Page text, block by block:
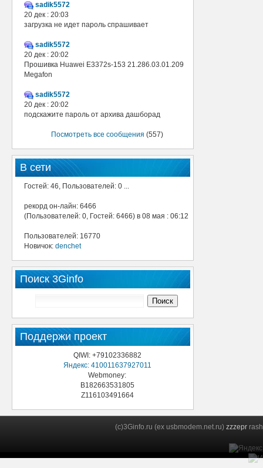
sadik5572
20 дек : 20:03
загрузка не идет пароль спрашивает
sadik5572
20 дек : 20:02
Прошивка Huawei E3372s-153 21.286.03.01.209
Megafon
sadik5572
20 дек : 20:02
подскажите пароль от архива дашборад
Посмотреть все сообщения (557)
В сети
Гостей: 46, Пользователей: 0 ...
рекорд он-лайн: 6466
(Пользователей: 0, Гостей: 6466) в 08 мая : 06:12
Пользователей: 16770
Новичок: denchet
Поиск 3Ginfo
Поддержи проект
QIWI: +79102336882
Яндекс: 410011637927011
Webmoney:
B182663531805
Z116103491664
(c)3Ginfo.ru (ex usbmodem.net.ru) zzzepr